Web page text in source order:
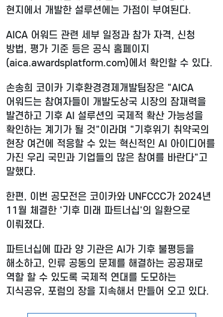
현지에서 개발한 설루션에는 가점이 부여된다.
AICA 어워드 관련 세부 일정과 참가 자격, 신청
방법, 평가 기준 등은 공식 홈페이지
(aica.awardsplatform.com)에서 확인할 수 있다.
손송희 코이카 기후환경경제개발팀장은 "AICA
어워드는 참여자들이 개발도상국 시장의 잠재력을
발견하고 기후 AI 설루션의 국제적 확산 가능성을
확인하는 계기가 될 것"이라며 "기후위기 취약국의
현장 여건에 적응할 수 있는 혁신적인 AI 아이디어를
가진 우리 국민과 기업들의 많은 참여를 바란다"고
말했다.
한편, 이번 공모전은 코이카와 UNFCCC가 2024년
11월 체결한 '기후 미래 파트너십'의 일환으로
이뤄졌다.
파트너십에 따라 양 기관은 AI가 기후 불평등을
해소하고, 인류 공동의 문제를 해결하는 공공재로
역할 할 수 있도록 국제적 연대를 도모하는
지식공유, 포럼의 장을 지속해서 만들어 오고 있다.